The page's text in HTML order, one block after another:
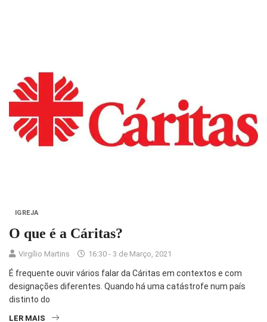
IGREJA
O que é a Cáritas?
Virgílio Martins 16:30 - 3 de Março, 2021
É frequente ouvir vários falar da Cáritas em contextos e com
designações diferentes. Quando há uma catástrofe num país
distinto do
LER MAIS